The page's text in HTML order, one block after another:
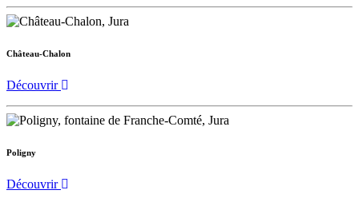
Château-Chalon
Découvrir
Poligny
Découvrir